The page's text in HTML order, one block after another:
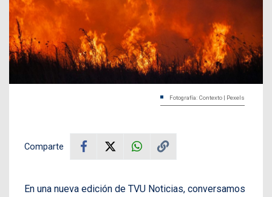
Fotografía: Contexto | Pexels
Comparte
En una nueva edición de TVU Noticias, conversamos